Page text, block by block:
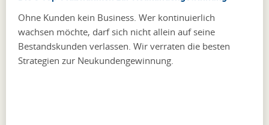
Ohne Kunden kein Business. Wer kontinuierlich
wachsen möchte, darf sich nicht allein auf seine
Bestandskunden verlassen. Wir verraten die besten
Strategien zur Neukundengewinnung.